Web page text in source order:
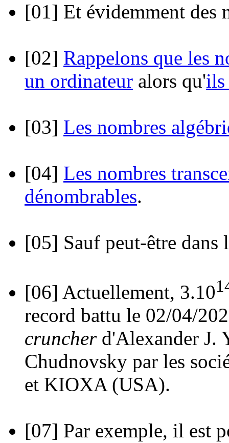
[01] Et évidemment des
[02] Rappelons que les
un ordinateur alors qu'ils
[03] Les nombres
[04] Les nombres
dénombrables.
[05] Sauf peut-être
[06] Actuellement, 3.10
record battu le 02/04/
cruncherd'Alexander J.
Chudnovsky par les
et KIOXA (USA).
[07] Par exemple, il est